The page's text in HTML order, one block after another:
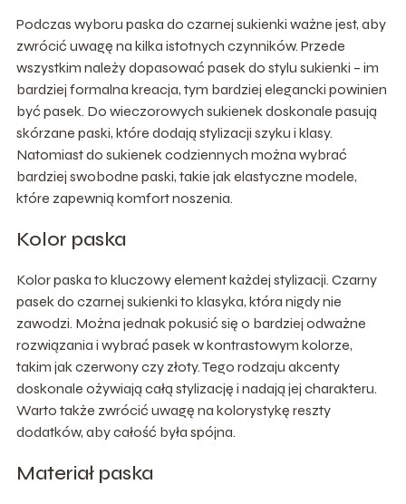
Podczas wyboru paska do czarnej sukienki ważne jest, aby
zwrócić uwagę na kilka istotnych czynników. Przede
wszystkim należy dopasować pasek do stylu sukienki – im
bardziej formalna kreacja, tym bardziej elegancki powinien
być pasek. Do wieczorowych sukienek doskonale pasują
skórzane paski, które dodają stylizacji szyku i klasy.
Natomiast do sukienek codziennych można wybrać
bardziej swobodne paski, takie jak elastyczne modele,
które zapewnią komfort noszenia.
Kolor paska
Kolor paska to kluczowy element każdej stylizacji. Czarny
pasek do czarnej sukienki to klasyka, która nigdy nie
zawodzi. Można jednak pokusić się o bardziej odważne
rozwiązania i wybrać pasek w kontrastowym kolorze,
takim jak czerwony czy złoty. Tego rodzaju akcenty
doskonale ożywiają całą stylizację i nadają jej charakteru.
Warto także zwrócić uwagę na kolorystykę reszty
dodatków, aby całość była spójna.
Materiał paska